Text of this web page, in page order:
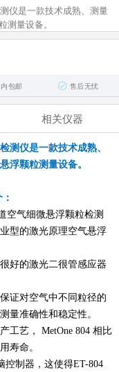
仪是一款技术成熟、测量
量设备。
包邮 售后无忧
相关仪器
测仪是一款技术成熟、
浮颗粒测量设备。
空气细微悬浮颗粒检测
型的激光原理空气悬浮
好的激光二很管感应器
证对空气中不同粒径的
量准确性和稳定性。
工艺， MetOne 804 相比
寿命。
控制器，这使得ET-804